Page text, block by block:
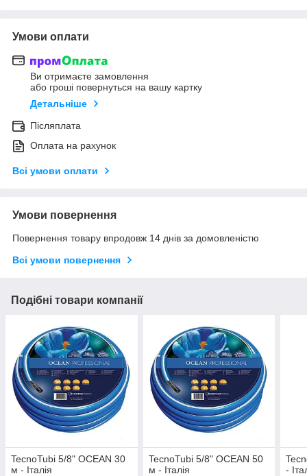
Умови оплати
Ви отримаєте замовлення
або гроші повернуться на вашу картку
Детальніше
Післяплата
Оплата на рахунок
Всі умови оплати
Умови повернення
Повернення товару впродовж 14 днів за домовленістю
Всі умови повернення
Подібні товари компанії
TecnoTubi 5/8" OCEAN 30
м - Італія
TecnoTubi 5/8" OCEAN 50
м - Італія
-